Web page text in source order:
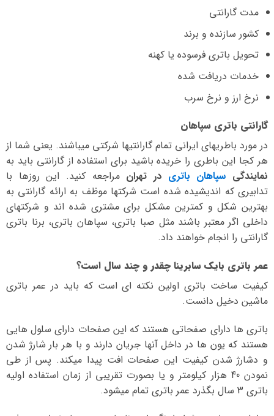
مدت گارانتی
کشور سازنده و برند
تحویل باتری فرسوده یا کهنه
خدمات دریافت شده
نرخ ارز و نرخ سرب
گارانتی باتری سپاهان
در مورد باطریهای ایرانی تمام گارانتیها شرکتی میباشند. یعنی شما از
هر کجا این باطری را خریده باشید برای استفاده از گارانتی باید به
نمایندگی سپاهان باتری در تهران مراجعه کنید. این روزها با
تدابیری که اندیشیده شده است شرکتها موظف به ارائه گارانتی به
بهترین شکل و کمترین مشکل برای مشتری شده اند و شرکتهای
داخلی اگر معتبر باشند مثل صبا باتری، سپاهان باتری، برنا باتری
گارانتی را انجام خواهند داد.
عمر باتری بایک سابرینا چقدر و چند سال است؟
کیفیت ساخت باتری اولین نکته ای است که باید در عمر باتری
ماشین دخیل دانست.
باتری ها دارای صفحاتی هستند که این صفحات دارای سلول هایی
هستند که یون ها در داخل آنها جریان دارند و با هر بار شارژ شدن
و دشارژ شدن کیفیت این صفحات افت پیدا میکند. پس از طی
نمودن 40 هزار کیلومتر و یا بصورت تقریبی از زمان استفاده اولیه
باتری 3 سال بگذرد عمر باتری تمام میشود.